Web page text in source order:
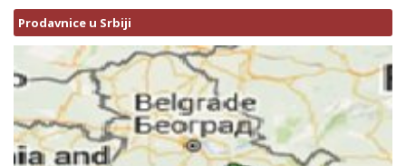
Prodavnice u Srbiji